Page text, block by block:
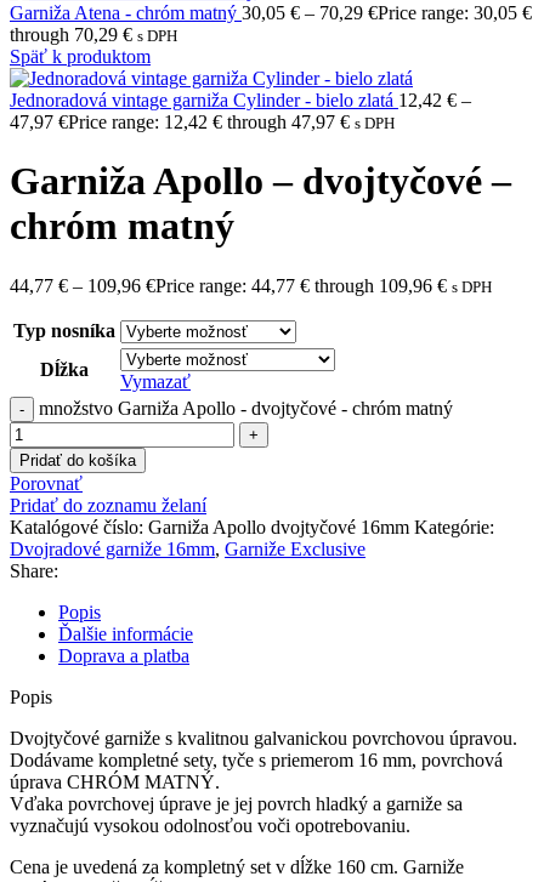
Garniža Atena - chróm matný 30,05 € – 70,29 €Price range: 30,05 €
through 70,29 € s DPH
Späť k produktom
Jednoradová vintage garniža Cylinder - bielo zlatá 12,42 € –
47,97 €Price range: 12,42 € through 47,97 € s DPH
Garniža Apollo – dvojtyčové –
chróm matný
44,77 € – 109,96 €Price range: 44,77 € through 109,96 € s DPH
Typ nosníka
Dĺžka
Vymazať
množstvo Garniža Apollo - dvojtyčové - chróm matný
Pridať do košíka
Porovnať
Pridať do zoznamu želaní
Katalógové číslo: Garniža Apollo dvojtyčové 16mm Kategórie:
Dvojradové garniže 16mm, Garniže Exclusive
Share:
Popis
Ďalšie informácie
Doprava a platba
Popis
Dvojtyčové garniže s kvalitnou galvanickou povrchovou úpravou.
Dodávame kompletné sety, tyče s priemerom 16 mm, povrchová
úprava CHRÓM MATNÝ.
Vďaka povrchovej úprave je jej povrch hladký a garniže sa
vyznačujú vysokou odolnosťou voči opotrebovaniu.
Cena je uvedená za kompletný set v dĺžke 160 cm. Garniže